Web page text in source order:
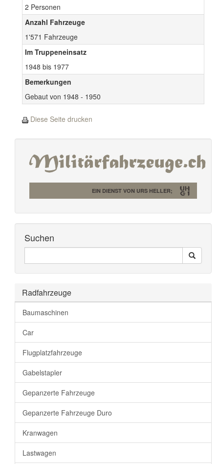
2 Personen
Anzahl Fahrzeuge
1'571 Fahrzeuge
Im Truppeneinsatz
1948 bis 1977
Bemerkungen
Gebaut von 1948 - 1950
Diese Seite drucken
EIN DIENST VON URS HELLER;
Suchen
Durchsuchen
Search
Radfahrzeuge
Baumaschinen
Car
Flugplatzfahrzeuge
Gabelstapler
Gepanzerte Fahrzeuge
Gepanzerte Fahrzeuge Duro
Kranwagen
Lastwagen